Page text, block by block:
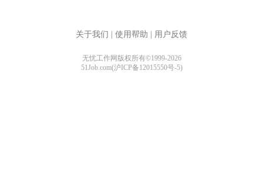
关于我们 使用帮助 用户反馈
无忧工作网版权所有©1999-2026
51Job.com(沪ICP备12015550号-5)